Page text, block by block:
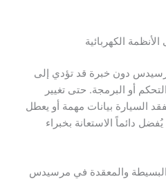
الكهربائية
دون خبرة قد تؤدي إلى
أو البرمجة. حتى تغيير
السيارة بيانات مهمة أو يعطل
دائماً الاستعانة بخبراء
البسيطة والمعقدة في مرسيدس